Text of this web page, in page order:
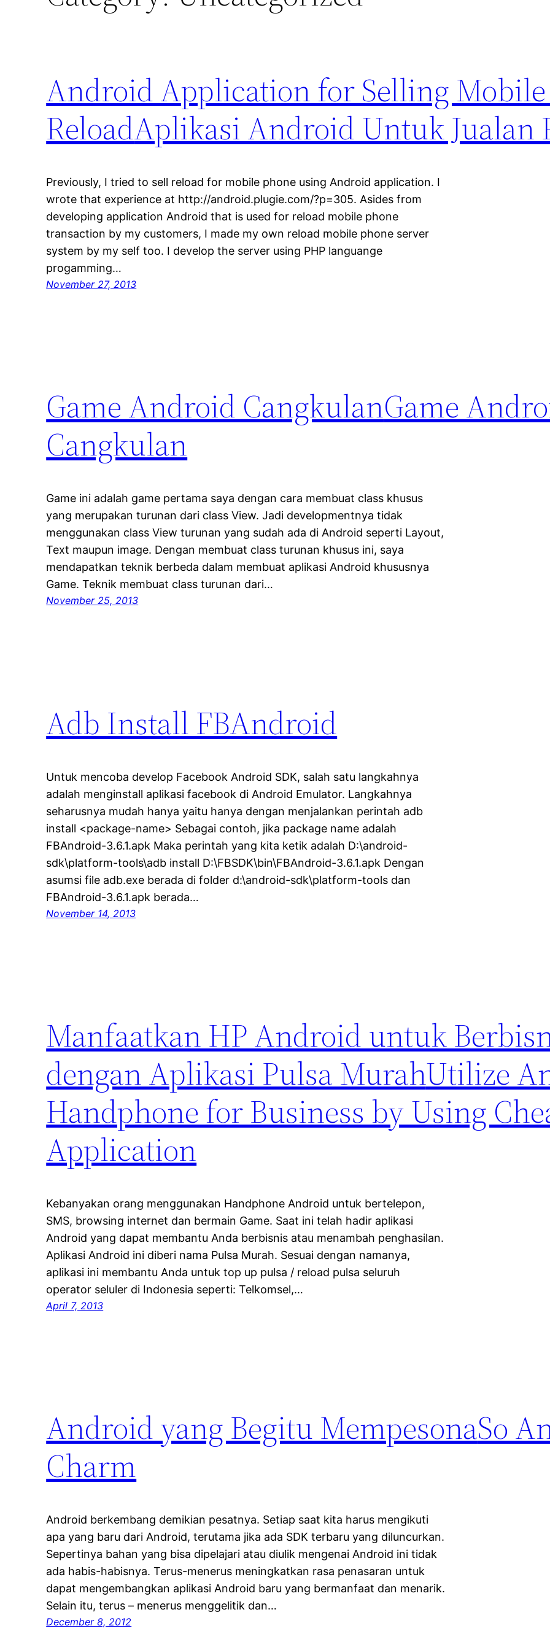
Android Application for Selling
ReloadAplikasi Android Untuk Jualan
Previously, I tried to sell reload for mobile phone using Android application. I
wrote that experience at http://android.plugie.com/?p=305. Asides from
developing application Android that is used for reload mobile phone
transaction by my customers, I made my own reload mobile phone server
system by my self too. I develop the server using PHP languange
progamming…
November 27, 2013
Game Android CangkulanGame
Cangkulan
Game ini adalah game pertama saya dengan cara membuat class khusus
yang merupakan turunan dari class View. Jadi developmentnya tidak
menggunakan class View turunan yang sudah ada di Android seperti Layout,
Text maupun image. Dengan membuat class turunan khusus ini, saya
mendapatkan teknik berbeda dalam membuat aplikasi Android khususnya
Game. Teknik membuat class turunan dari…
November 25, 2013
Adb Install FBAndroid
Untuk mencoba develop Facebook Android SDK, salah satu langkahnya
adalah menginstall aplikasi facebook di Android Emulator. Langkahnya
seharusnya mudah hanya yaitu hanya dengan menjalankan perintah adb
install <package-name> Sebagai contoh, jika package name adalah
FBAndroid-3.6.1.apk Maka perintah yang kita ketik adalah D:\android-
sdk\platform-tools\adb install D:\FBSDK\bin\FBAndroid-3.6.1.apk Dengan
asumsi file adb.exe berada di folder d:\android-sdk\platform-tools dan
FBAndroid-3.6.1.apk berada…
November 14, 2013
Manfaatkan HP Android untuk
dengan Aplikasi Pulsa MurahUtilize
Handphone for Business by Using
Application
Kebanyakan orang menggunakan Handphone Android untuk bertelepon,
SMS, browsing internet dan bermain Game. Saat ini telah hadir aplikasi
Android yang dapat membantu Anda berbisnis atau menambah penghasilan.
Aplikasi Android ini diberi nama Pulsa Murah. Sesuai dengan namanya,
aplikasi ini membantu Anda untuk top up pulsa / reload pulsa seluruh
operator seluler di Indonesia seperti: Telkomsel,…
April 7, 2013
Android yang Begitu MempesonaSo
Charm
Android berkembang demikian pesatnya. Setiap saat kita harus mengikuti
apa yang baru dari Android, terutama jika ada SDK terbaru yang diluncurkan.
Sepertinya bahan yang bisa dipelajari atau diulik mengenai Android ini tidak
ada habis-habisnya. Terus-menerus meningkatkan rasa penasaran untuk
dapat mengembangkan aplikasi Android baru yang bermanfaat dan menarik.
Selain itu, terus – menerus menggelitik dan…
December 8, 2012